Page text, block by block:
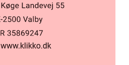
www.klikko.dk